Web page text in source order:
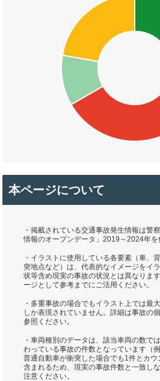
本ページについて
・掲載されている交通事故発生情報は警
情報のオープンデータ」2019～2024年を
・イラストに使用している各要素（車、
突地点など）は、代表的なイメージをイ
状等含め現実の事故の状況とは異なりま
ージとして参考までにご活用ください。
・多重事故の場合でもイラスト上では最
しか表現されていません。詳細は事故の
参照ください。
・車両種別のデータは、該当車両の数で
わっている事故の件数となっています（
普通自動車が衝突した場合でも1件とカ
含まれるため、現実の事故件数と一致し
注意ください。